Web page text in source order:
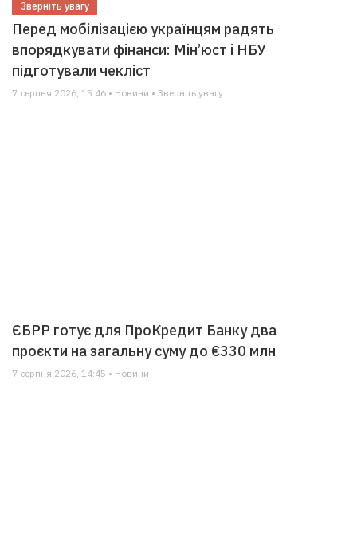
Зверніть увагу
Перед мобілізацією українцям радять
впорядкувати фінанси: Мін’юст і НБУ
підготували чекліст
7 серпня 2026, 15:46 • Новини • Зверніть увагу
ЄБРР готує для ПроКредит Банку два
проєкти на загальну суму до €330 млн
7 серпня 2026, 14:45 • Новини